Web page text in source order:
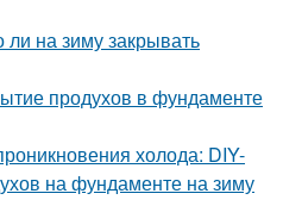
на зиму закрывать
продухов в фундаменте
холода: DIY-
на фундаменте на зиму